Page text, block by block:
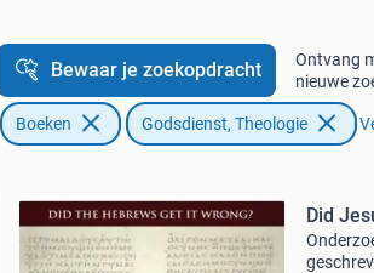
Bewaar je zoekopdracht
Ontvang
nieuwe
Boeken Godsdienst, Theologie
Did